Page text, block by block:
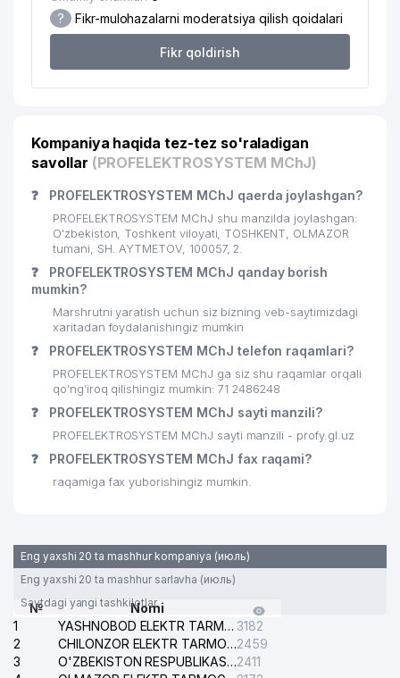
? Fikr-mulohazalarni moderatsiya qilish qoidalari
Fikr qoldirish
Kompaniya haqida tez-tez so'raladigan
savollar (PROFELEKTROSYSTEM MChJ)
❓ PROFELEKTROSYSTEM MChJ qaerda joylashgan?
PROFELEKTROSYSTEM MChJ shu manzilda joylashgan:
O'zbekiston, Toshkent viloyati, TOSHKENT, OLMAZOR
tumani, SH. AYTMETOV, 100057, 2.
❓
PROFELEKTROSYSTEM MChJ qanday borish
mumkin?
Marshrutni yaratish uchun siz bizning veb-saytimizdagi
xaritadan foydalanishingiz mumkin
❓ PROFELEKTROSYSTEM MChJ telefon raqamlari?
PROFELEKTROSYSTEM MChJ ga siz shu raqamlar orqali
qo’ng’iroq qilishingiz mumkin: 71 2486248
❓ PROFELEKTROSYSTEM MChJ sayti manzili?
PROFELEKTROSYSTEM MChJ sayti manzili - profy.gl.uz
❓ PROFELEKTROSYSTEM MChJ fax raqami?
raqamiga fax yuborishingiz mumkin.
Eng yaxshi 20 ta mashhur kompaniya (июль)
Eng yaxshi 20 ta mashhur sarlavha (июль)
Saytdagi yangi tashkilotlar
№
Nomi
1
YASHNOBOD ELEKTR TARMOG'I NOSOZLIKLARI XIZMATI 3182
2
CHILONZOR ELEKTR TARMOG'I NOSOZLIK XIZMATI2459
3
O'ZBEKISTON RESPUBLIKASI BOSH PROKURATURASI ISHONCH TELEFONI2411